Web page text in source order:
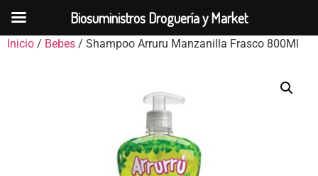
Inicio / Bebes / Shampoo Arruru Manzanilla Frasco 800Ml
Biosuministros Droguería y Market